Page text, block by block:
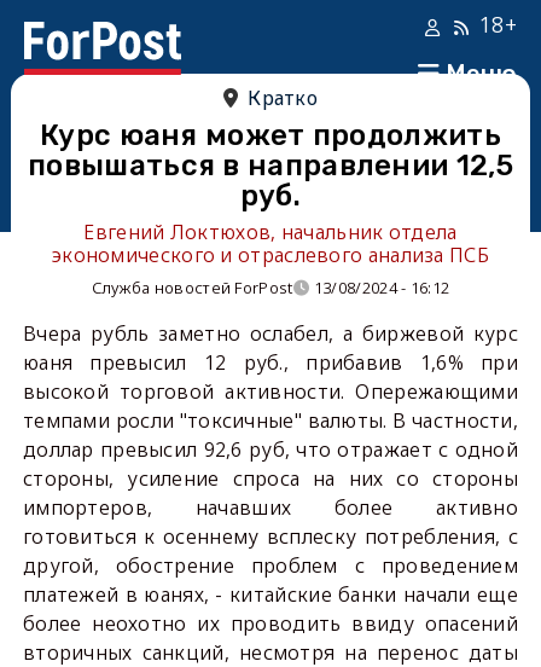
Меню
18+
Кратко
Курс юаня может продолжить
повышаться в направлении 12,5
руб.
Евгений Локтюхов, начальник отдела
экономического и отраслевого анализа ПСБ
Служба новостей ForPost 13/08/2024 - 16:12
Вчера рубль заметно ослабел, а биржевой курс
юаня превысил 12 руб., прибавив 1,6% при
высокой торговой активности. Опережающими
темпами росли "токсичные" валюты. В частности,
доллар превысил 92,6 руб, что отражает с одной
стороны, усиление спроса на них со стороны
импортеров, начавших более активно
готовиться к осеннему всплеску потребления, с
другой, обострение проблем с проведением
платежей в юанях, - китайские банки начали еще
более неохотно их проводить ввиду опасений
вторичных санкций, несмотря на перенос даты